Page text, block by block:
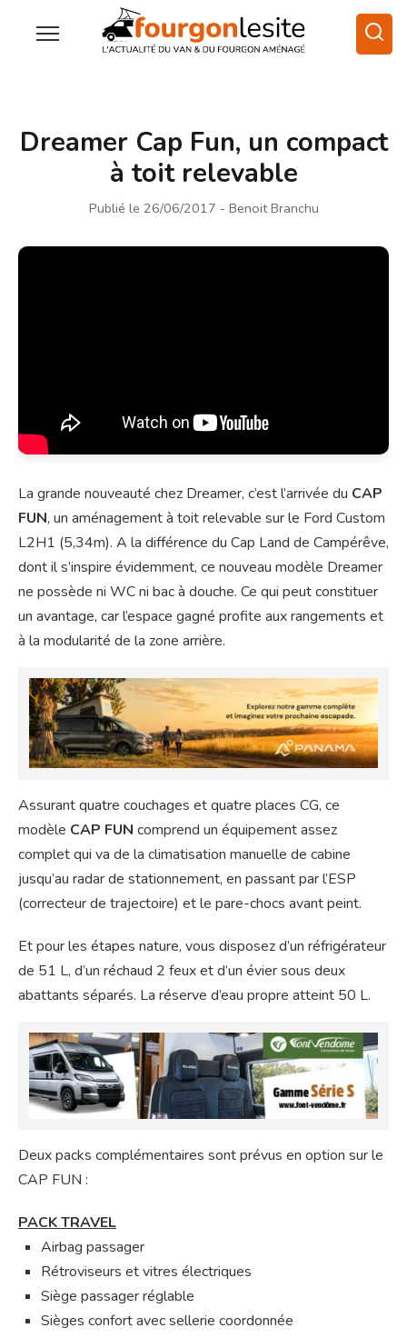
Dreamer Cap Fun, un compact
à toit relevable
Publié le 26/06/2017 - Benoit Branchu
La grande nouveauté chez Dreamer, c’est l’arrivée du CAP
FUN, un aménagement à toit relevable sur le Ford Custom
L2H1 (5,34m). A la différence du Cap Land de Campérêve,
dont il s’inspire évidemment, ce nouveau modèle Dreamer
ne possède ni WC ni bac à douche. Ce qui peut constituer
un avantage, car l’espace gagné profite aux rangements et
à la modularité de la zone arrière.
Assurant quatre couchages et quatre places CG, ce
modèle CAP FUN comprend un équipement assez
complet qui va de la climatisation manuelle de cabine
jusqu’au radar de stationnement, en passant par l’ESP
(correcteur de trajectoire) et le pare-chocs avant peint.
Et pour les étapes nature, vous disposez d’un réfrigérateur
de 51 L, d’un réchaud 2 feux et d’un évier sous deux
abattants séparés. La réserve d’eau propre atteint 50 L.
Deux packs complémentaires sont prévus en option sur le
CAP FUN :
PACK TRAVEL
Airbag passager
Rétroviseurs et vitres électriques
Siège passager réglable
Sièges confort avec sellerie coordonnée